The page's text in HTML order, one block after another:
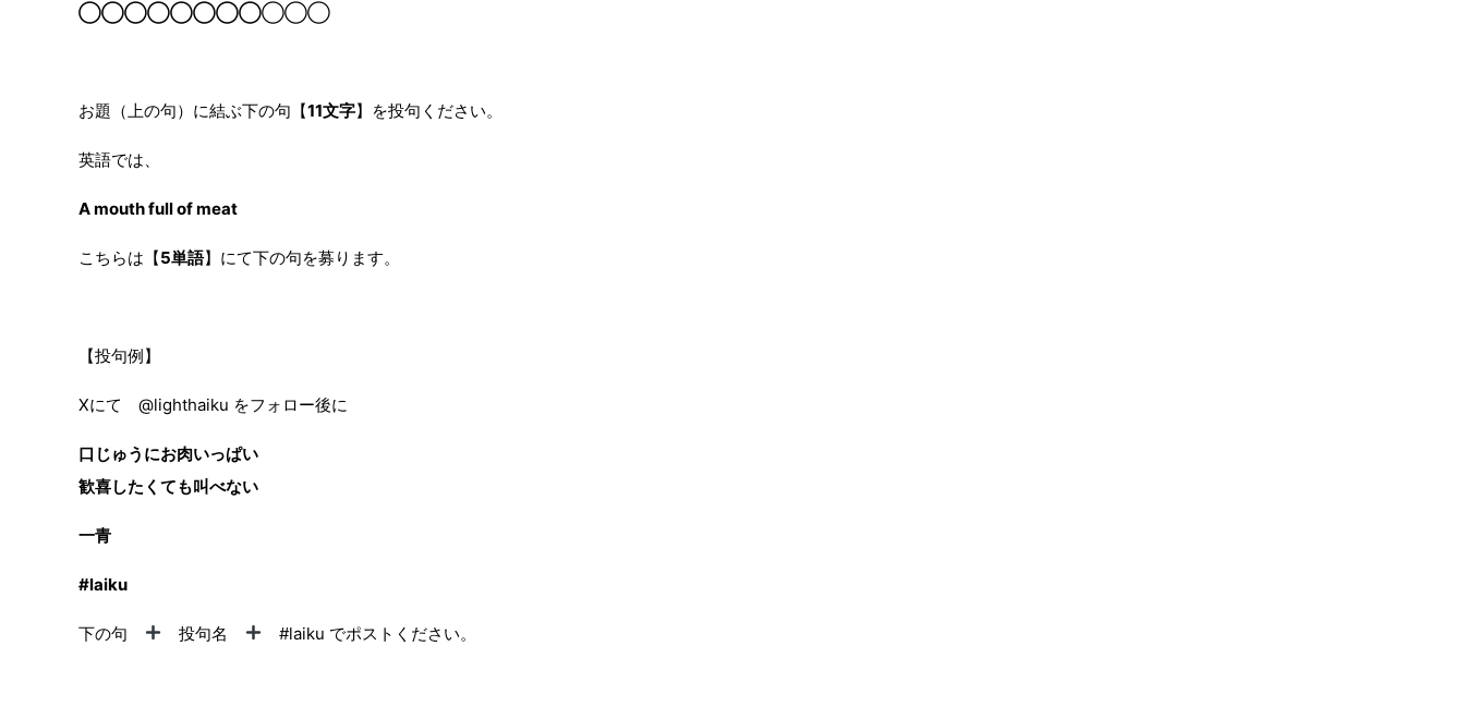
◯◯◯◯◯◯◯◯◯◯◯
お題（上の句）に結ぶ下の句【11文字】を投句ください。
英語では、
A mouth full of meat
こちらは【5単語】にて下の句を募ります。
【投句例】
Xにて @lighthaiku をフォロー後に
口じゅうにお肉いっぱい
歓喜したくても叫べない
一青
#laiku
下の句 投句名 #laiku でポストください。